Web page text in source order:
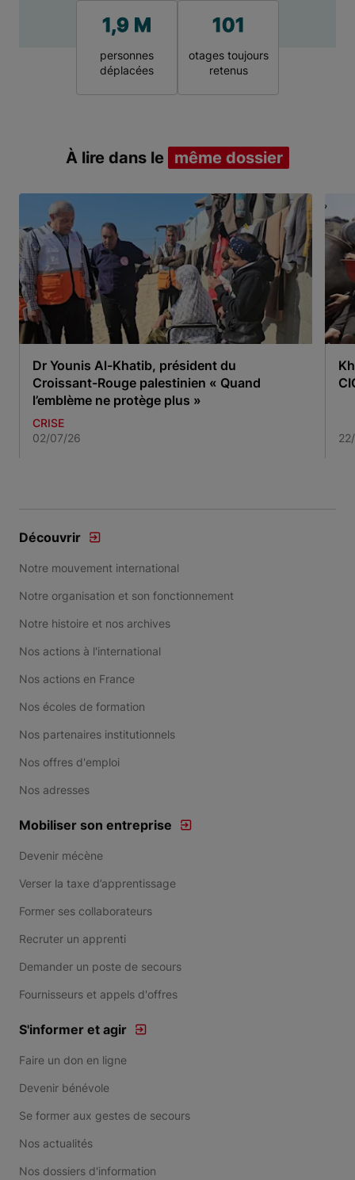
1,9 M
personnes
déplacées
101
otages toujours
retenus
À lire dans le même dossier
Dr Younis Al-Khatib, président du
Croissant-Rouge palestinien « Quand
l’emblème ne protège plus »
CRISE
02/07/26
Découvrir
Notre mouvement international
Notre organisation et son fonctionnement
Notre histoire et nos archives
Nos actions à l'international
Nos actions en France
Nos écoles de formation
Nos partenaires institutionnels
Nos offres d'emploi
Nos adresses
Mobiliser son entreprise
Devenir mécène
Verser la taxe d’apprentissage
Former ses collaborateurs
Recruter un apprenti
Demander un poste de secours
Fournisseurs et appels d'offres
S'informer et agir
Faire un don en ligne
Devenir bénévole
Se former aux gestes de secours
Nos actualités
Nos dossiers d'information